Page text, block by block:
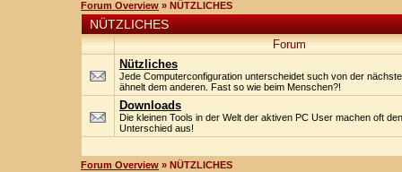
Forum Overview » NÜTZLICHES
NÜTZLICHES
Forum
Nützliches
Jede Computerconfiguration unterscheidet such von der
ähnelt dem anderen. Fast so wie beim Menschen?!
Downloads
Die kleinen Tools in der Welt der aktiven PC User machen oft
Unterschied aus!
Forum Overview » NÜTZLICHES